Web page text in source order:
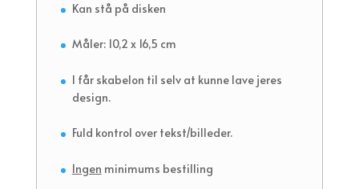
Kan stå på disken
Måler: 10,2 x 16,5 cm
I får skabelon til selv at kunne lave jeres
design.
Fuld kontrol over tekst/billeder.
Ingen minimums bestilling